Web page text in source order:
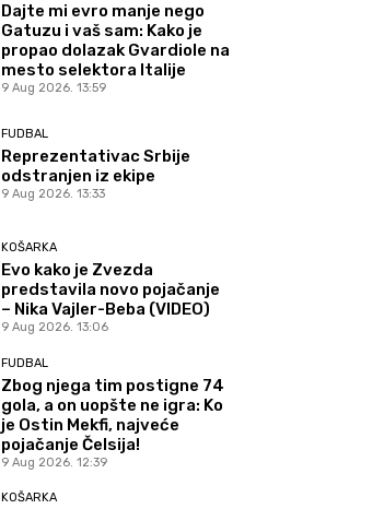
Dajte mi evro manje nego
Gatuzu i vaš sam: Kako je
propao dolazak Gvardiole na
mesto selektora Italije
9 Aug 2026. 13:59
FUDBAL
Reprezentativac Srbije
odstranjen iz ekipe
9 Aug 2026. 13:33
KOŠARKA
Evo kako je Zvezda
predstavila novo pojačanje
– Nika Vajler-Beba (VIDEO)
9 Aug 2026. 13:06
FUDBAL
Zbog njega tim postigne 74
gola, a on uopšte ne igra: Ko
je Ostin Mekfi, najveće
pojačanje Čelsija!
9 Aug 2026. 12:39
KOŠARKA